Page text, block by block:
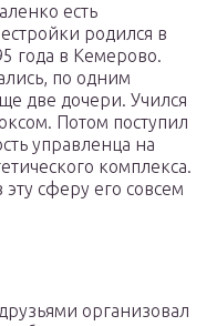
есть
родился в
года в Кемерово.
по одним
две дочери. Учился
Потом поступил
управленца на
комплекса.
сферу его совсем
организовал